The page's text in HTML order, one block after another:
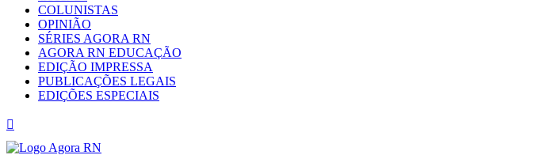
COLUNISTAS
OPINIÃO
SÉRIES AGORA RN
AGORA RN EDUCAÇÃO
EDIÇÃO IMPRESSA
PUBLICAÇÕES LEGAIS
EDIÇÕES ESPECIAIS